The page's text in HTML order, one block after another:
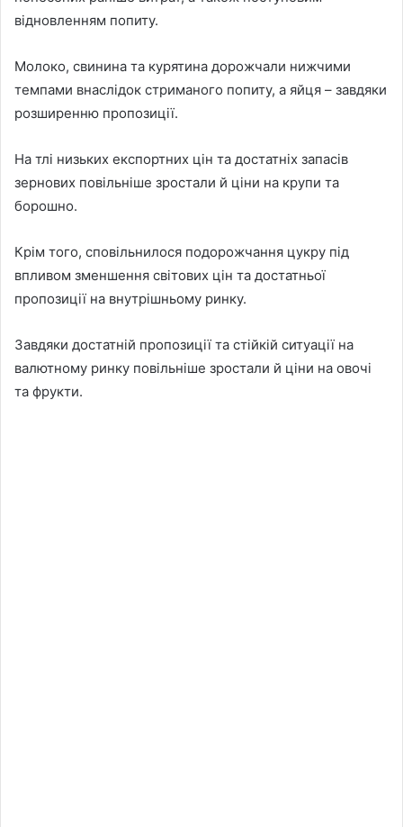
відновленням попиту.
Молоко, свинина та курятина дорожчали нижчими
темпами внаслідок стриманого попиту, а яйця – завдяки
розширенню пропозиції.
На тлі низьких експортних цін та достатніх запасів
зернових повільніше зростали й ціни на крупи та
борошно.
Крім того, сповільнилося подорожчання цукру під
впливом зменшення світових цін та достатньої
пропозиції на внутрішньому ринку.
Завдяки достатній пропозиції та стійкій ситуації на
валютному ринку повільніше зростали й ціни на овочі
та фрукти.